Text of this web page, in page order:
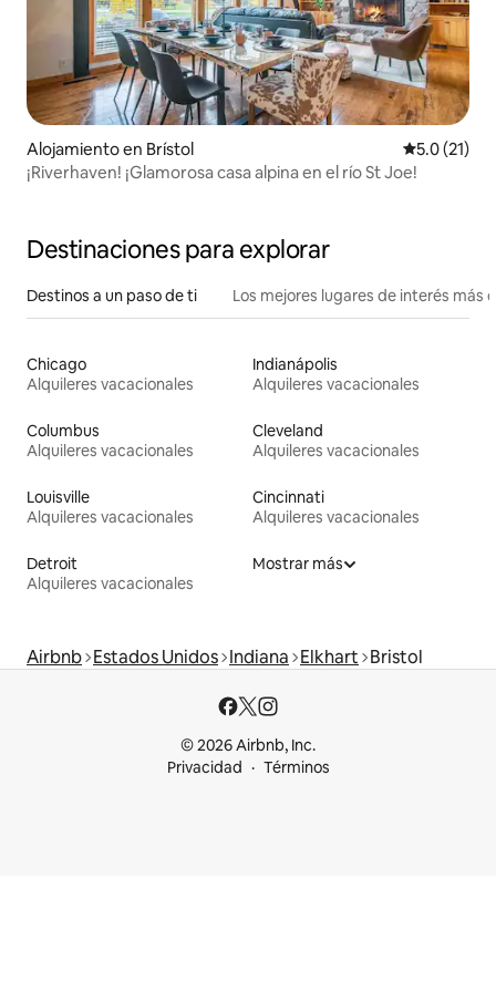
Alojamiento en Brístol Calificación
5.0 (21)
¡Riverhaven! ¡Glamorosa casa alpina en el río St Joe!
Destinaciones para explorar
Destinos a un paso de ti Los mejores lugares de interés más
Chicago
Alquileres vacacionales
Indianápolis
Alquileres vacacionales
Columbus
Alquileres vacacionales
Cleveland
Alquileres vacacionales
Louisville
Alquileres vacacionales
Cincinnati
Alquileres vacacionales
Detroit
Alquileres vacacionales
Mostrar más
Airbnb Estados Unidos Indiana Elkhart Bristol
© 2026 Airbnb, Inc.
Privacidad
Términos